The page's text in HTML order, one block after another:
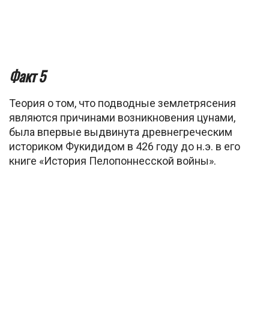
Факт 5
Теория о том, что подводные землетрясения
являются причинами возникновения цунами,
была впервые выдвинута древнегреческим
историком Фукидидом в 426 году до н.э. в его
книге «История Пелопоннесской войны».